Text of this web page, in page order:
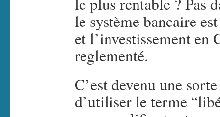
le système bancaire
et l’investissement en
reglementé.
C’est devenu une
d’utiliser le terme